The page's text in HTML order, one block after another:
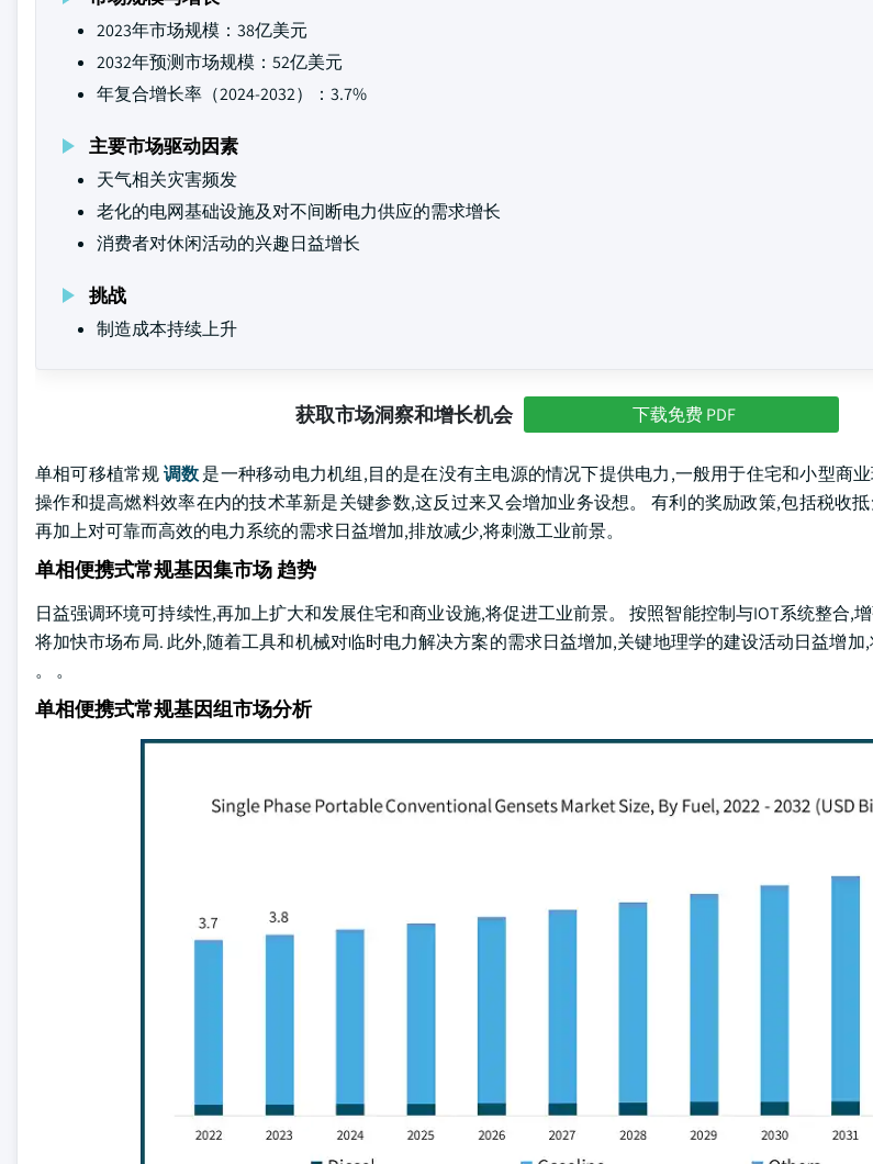
2023年市场规模：38亿美元
2032年预测市场规模：52亿美元
年复合增长率（2024-2032）：3.7%
主要市场驱动因素
天气相关灾害频发
老化的电网基础设施及对不间断电力供应的需求增长
消费者对休闲活动的兴趣日益增长
挑战
制造成本持续上升
获取市场洞察和增长机会 下载免费 PDF
单相可移植常规调数是一种移动电力机组,目的是在没有主电源的情况下提供电力,一般用于住宅和小型商
操作和提高燃料效率在内的技术革新是关键参数,这反过来又会增加业务设想。 有利的奖励政策,包括税收
再加上对可靠而高效的电力系统的需求日益增加,排放减少,将刺激工业前景。
单相便携式常规基因集市场 趋势
日益强调环境可持续性,再加上扩大和发展住宅和商业设施,将促进工业前景。 按照智能控制与IOT系统整合,
将加快市场布局. 此外,随着工具和机械对临时电力解决方案的需求日益增加,关键地理学的建设活动日益增
。 。
单相便携式常规基因组市场分析